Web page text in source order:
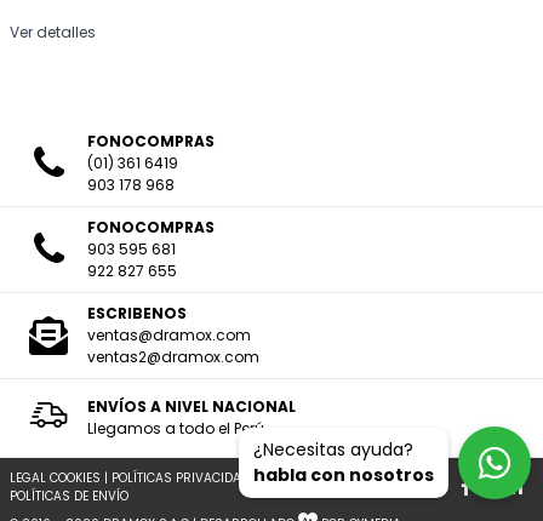
Ver detalles
FONOCOMPRAS
(01) 361 6419
903 178 968
FONOCOMPRAS
903 595 681
922 827 655
ESCRIBENOS
ventas@dramox.com
ventas2@dramox.com
ENVÍOS A NIVEL NACIONAL
Llegamos a todo el Perú
LEGAL COOKIES | POLÍTICAS PRIVACIDAD |TERMINOS Y CONDICIONES|
POLÍTICAS DE ENVÍO
¿Necesitas ayuda?
habla con nosotros